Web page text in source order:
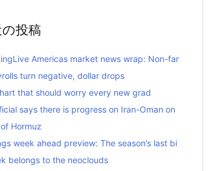
投稿
Americas market news wrap: Non-far
turn negative, dollar drops
that should worry every new grad
says there is progress on Iran-Oman on
Hormuz
week ahead preview: The season’s last bi
belongs to the neoclouds